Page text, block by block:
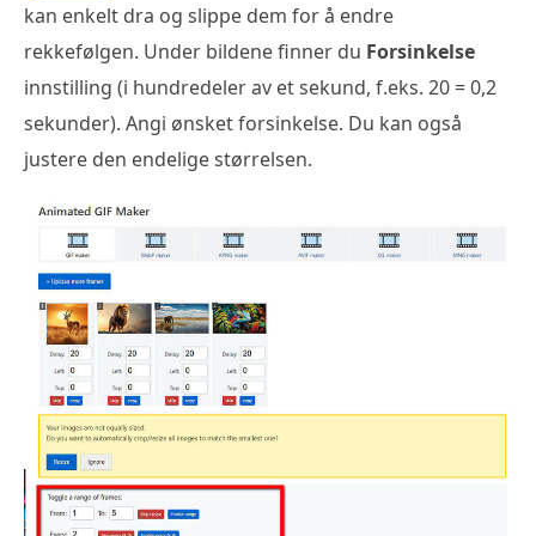
kan enkelt dra og slippe dem for å endre
rekkefølgen. Under bildene finner du Forsinkelse
innstilling (i hundredeler av et sekund, f.eks. 20 = 0,2
sekunder). Angi ønsket forsinkelse. Du kan også
justere den endelige størrelsen.